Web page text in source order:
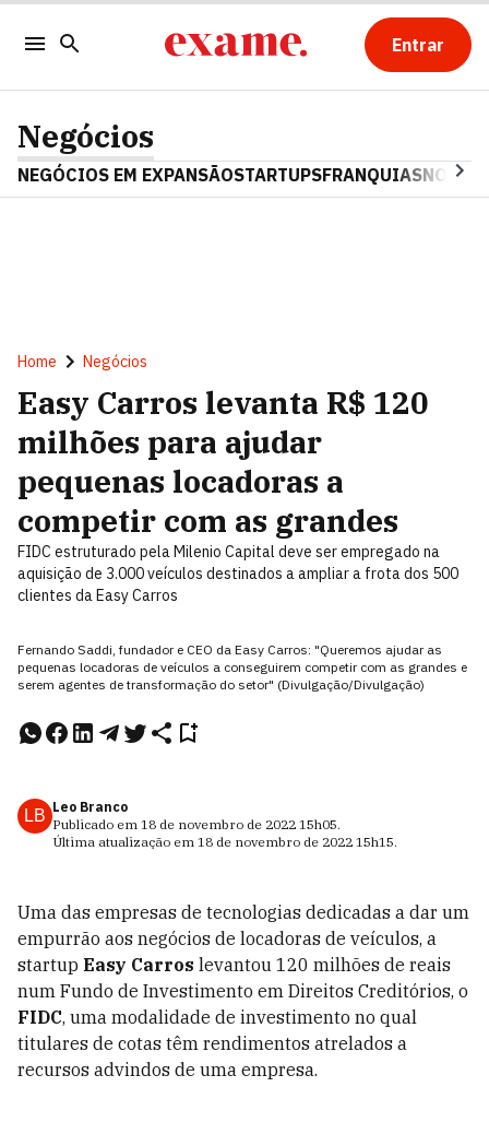
Entrar
Negócios
NEGÓCIOS EM EXPANSÃOSTARTUPSFRANQUIAS
Home Negócios
Easy Carros levanta R$ 120
milhões para ajudar
pequenas locadoras a
competir com as grandes
FIDC estruturado pela Milenio Capital deve ser empregado na
aquisição de 3.000 veículos destinados a ampliar a frota dos 500
clientes da Easy Carros
Fernando Saddi, fundador e CEO da Easy Carros: "Queremos ajudar as
pequenas locadoras de veículos a conseguirem competir com as grandes e
serem agentes de transformação do setor" (Divulgação/Divulgação)
LB Leo Branco
Publicado em 18 de novembro de 2022 15h05.
Última atualização em 18 de novembro de 2022 15h15.
Uma das empresas de tecnologias dedicadas a dar um
empurrão aos negócios de locadoras de veículos, a
startup Easy Carros levantou 120 milhões de reais
num Fundo de Investimento em Direitos Creditórios, o
FIDC, uma modalidade de investimento no qual
titulares de cotas têm rendimentos atrelados a
recursos advindos de uma empresa.